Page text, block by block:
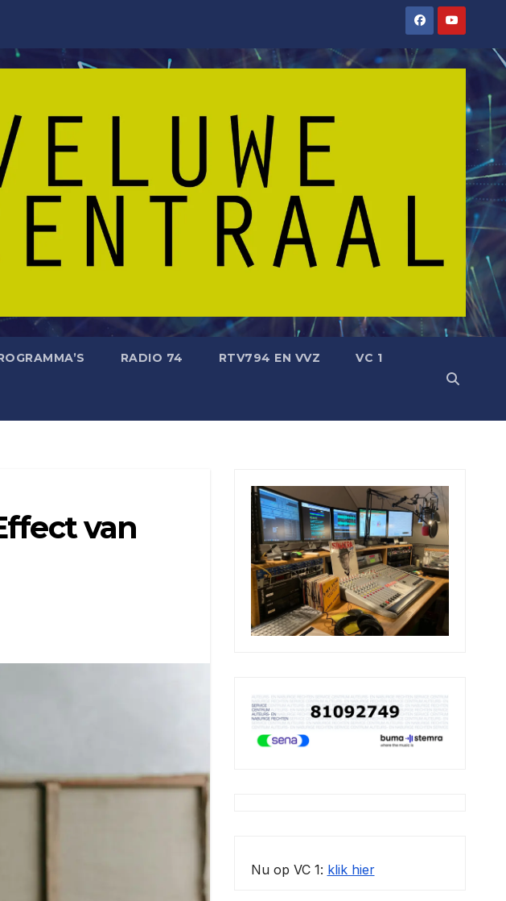
RADIO 74 RTV794 EN VVZ VC 1
van
Nu op VC 1: klik hier